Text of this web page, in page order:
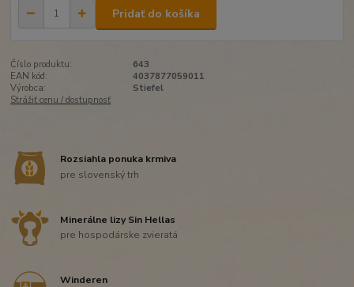
Pridať do košíka
Číslo produktu:
643
EAN kód:
4037877059011
Výrobca:
Stiefel
Strážiť cenu / dostupnosť
Rozsiahla ponuka krmiva
pre slovenský trh
Minerálne lizy Sin Hellas
pre hospodárske zvieratá
Winderen